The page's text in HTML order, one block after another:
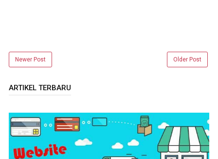
Newer Post Older Post
ARTIKEL TERBARU